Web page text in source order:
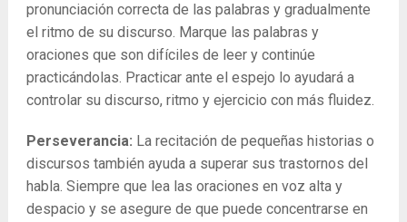
pronunciación correcta de las palabras y gradualmente
el ritmo de su discurso. Marque las palabras y
oraciones que son difíciles de leer y continúe
practicándolas. Practicar ante el espejo lo ayudará a
controlar su discurso, ritmo y ejercicio con más fluidez.
Perseverancia: La recitación de pequeñas historias o
discursos también ayuda a superar sus trastornos del
habla. Siempre que lea las oraciones en voz alta y
despacio y se asegure de que puede concentrarse en